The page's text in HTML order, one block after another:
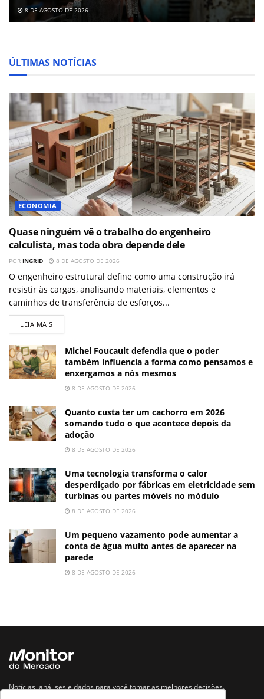
8 DE AGOSTO DE 2026
ÚLTIMAS NOTÍCIAS
ECONOMIA
Quase ninguém vê o trabalho do engenheiro
calculista, mas toda obra depende dele
POR INGRID 8 DE AGOSTO DE 2026
O engenheiro estrutural define como uma construção irá
resistir às cargas, analisando materiais, elementos e
caminhos de transferência de esforços...
LEIA MAIS
Michel Foucault defendia que o poder
também influencia a forma como pensamos e
enxergamos a nós mesmos
8 DE AGOSTO DE 2026
Quanto custa ter um cachorro em 2026
somando tudo o que acontece depois da
adoção
8 DE AGOSTO DE 2026
Uma tecnologia transforma o calor
desperdiçado por fábricas em eletricidade sem
turbinas ou partes móveis no módulo
8 DE AGOSTO DE 2026
Um pequeno vazamento pode aumentar a
conta de água muito antes de aparecer na
parede
8 DE AGOSTO DE 2026
Notícias, análises e dados para você tomar as melhores decisões.